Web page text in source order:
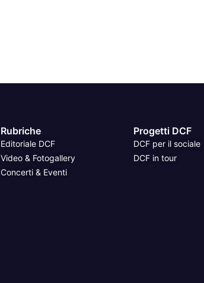
Rubriche
Editoriale DCF
Video & Fotogallery
Concerti & Eventi
Progetti DCF
DCF per il sociale
DCF in tour